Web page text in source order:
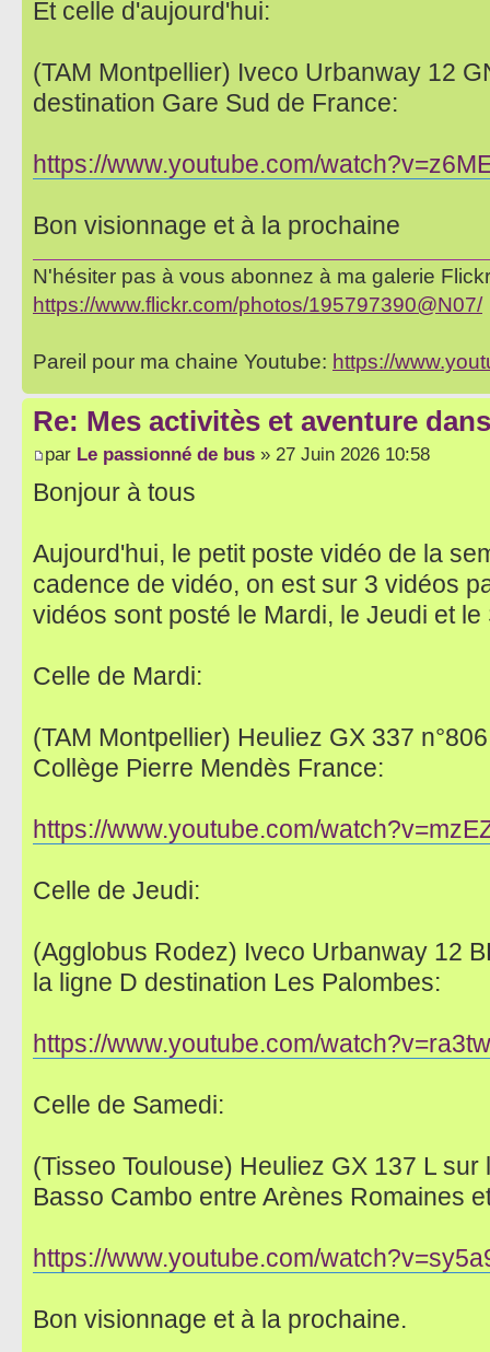
Et celle d'aujourd'hui:
(TAM Montpellier) Iveco Urbanway 12
destination Gare Sud de France:
https://www.youtube.com/
Bon visionnage et à la prochaine
N'hésiter pas à vous abonnez à ma galerie
https://www.flickr.com/photos/195797390@N07/
Pareil pour ma chaine Youtube: https://
Re: Mes activitès et aventure
par Le passionné de bus » 27 Juin 2026 10:58
Bonjour à tous
Aujourd'hui, le petit poste vidéo de la
cadence de vidéo, on est sur 3 vidéos
vidéos sont posté le Mardi, le Jeudi et le
Celle de Mardi:
(TAM Montpellier) Heuliez GX 337
Collège Pierre Mendès France:
https://www.youtube.com/
Celle de Jeudi:
(Agglobus Rodez) Iveco Urbanway 12
la ligne D destination Les Palombes:
https://www.youtube.com/
Celle de Samedi:
(Tisseo Toulouse) Heuliez GX 137 L
Basso Cambo entre Arènes Romaines
https://www.youtube.com/
Bon visionnage et à la prochaine.